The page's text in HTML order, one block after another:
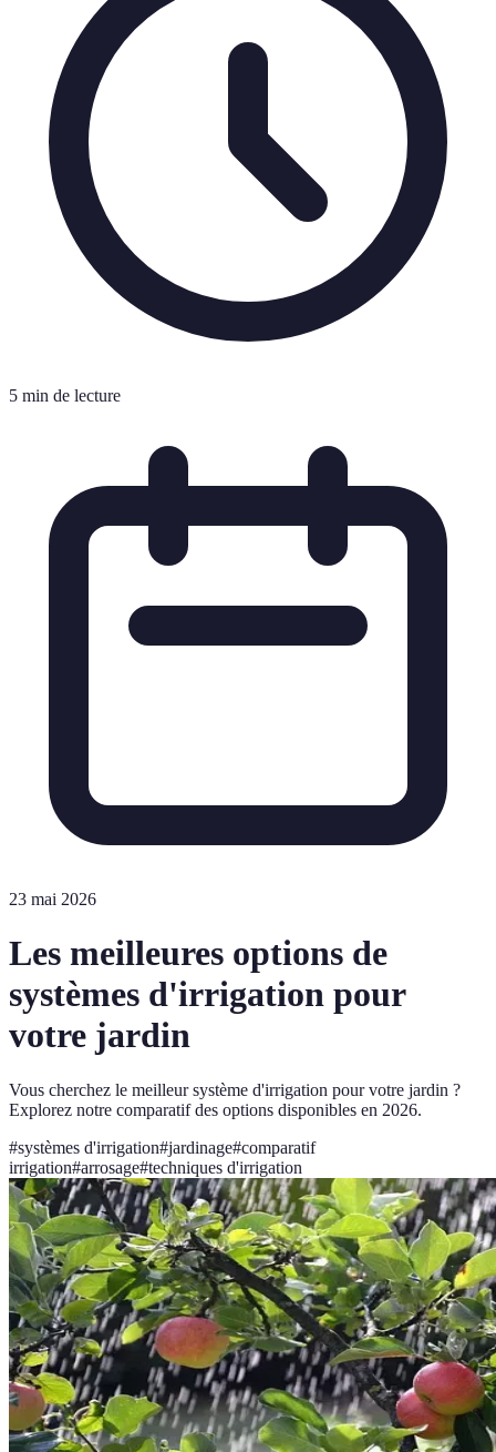
5 min de lecture
23 mai 2026
Les meilleures options de
systèmes d'irrigation pour
votre jardin
Vous cherchez le meilleur système d'irrigation pour votre jardin ?
Explorez notre comparatif des options disponibles en 2026.
#systèmes d'irrigation#jardinage#comparatif
irrigation#arrosage#techniques d'irrigation